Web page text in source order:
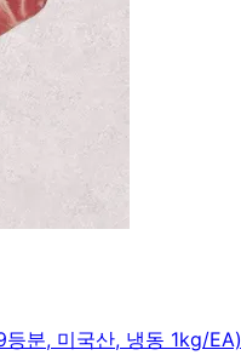
분, 미국산, 냉동 1kg/EA)